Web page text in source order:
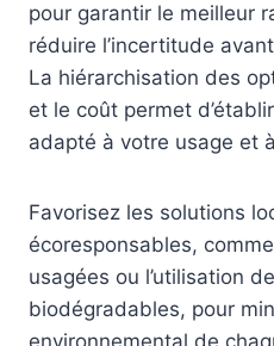
pour garantir le meilleur
réduire l’incertitude
La hiérarchisation des
et le coût permet
adapté à votre usage et
Favorisez les solutions
écoresponsables,
usagées ou l’utilisation
biodégradables, pour